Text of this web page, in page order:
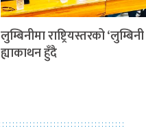
लुम्बिनीमा राष्ट्रियस्तरको
ह्याकाथन हुँदै